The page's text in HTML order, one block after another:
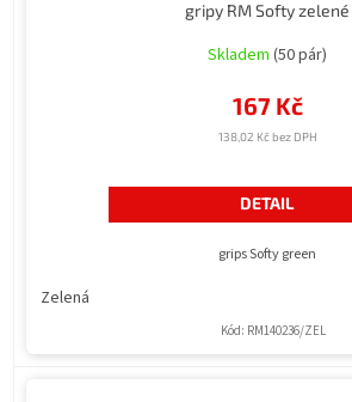
gripy RM Softy zelené
Skladem (50 pár)
138,02 Kč bez DPH
167 Kč
DETAIL
grips Softy green
Zelená
Kód: RM140236/ZEL